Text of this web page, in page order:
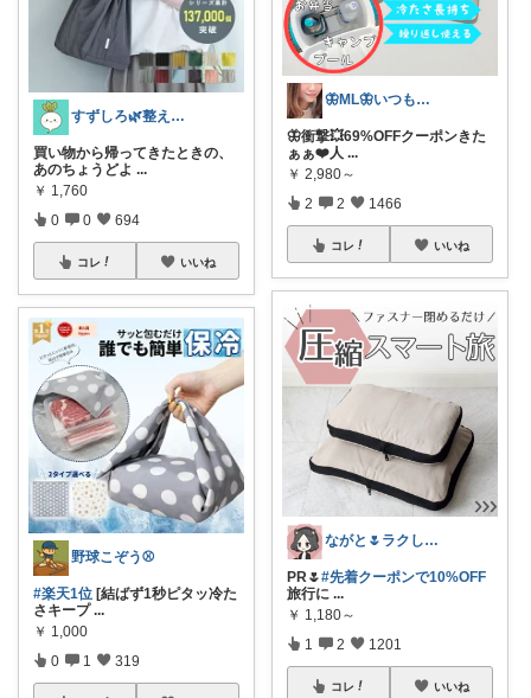
すずしろ🌿整えながら、ゆるく暮らす
買い物から帰ってきたときの、
あのちょうどよ ...
￥ 1,760
0 0 694
コレ いいね
野球こぞう⚾️
#楽天1位 [結ばず1秒ピタッ冷た
さキープ ...
￥ 1,000
0 1 319
🦋ML🦋いつもありがとう💓
🦋衝撃💥69%OFFクーポンきた
ぁぁ❤️人 ...
￥ 2,980～
2 2 1466
コレ いいね
ながと🌷ラクしてときめく暮らし
PR🌷#先着クーポンで10%OFF
旅行に ...
￥ 1,180～
1 2 1201
コレ いいね